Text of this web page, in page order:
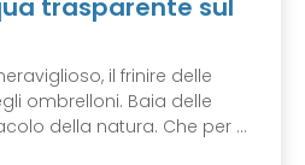
trasparente sul
il frinire delle
ombrelloni. Baia delle
della natura. Che per ...